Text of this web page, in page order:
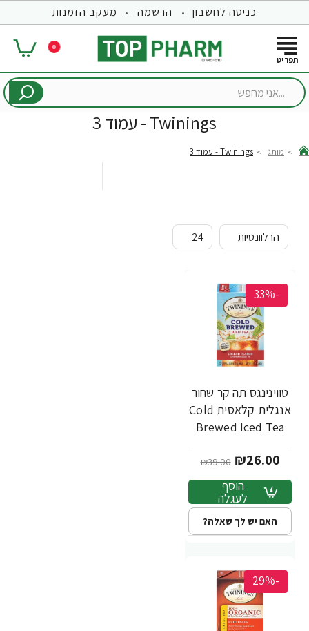
כניסה לחשבון הרשמה מעקב הזמנות
0
...אני
Twinings - עמוד 3
מותג Twinings - עמוד 3
-33%
טווינינגס תה קר שחור
אנגלית קלאסית Cold
Brewed Iced Tea
מבית Twinings
₪26.00
₪39.00
הוסף
לעגלה
האם יש לך שאלה?
-29%